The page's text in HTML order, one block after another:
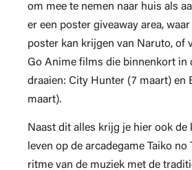
om mee te nemen naar huis als
er een poster giveaway area,
poster kan krijgen van Naruto, of
Go Anime films die binnenkort in
draaien: City Hunter (7 maart) en
maart).
Naast dit alles krijg je hier ook de
leven op de arcadegame Taiko no
ritme van de muziek met de